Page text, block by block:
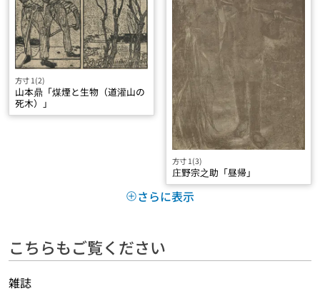
方寸 1(2)
山本鼎「煤煙と生物（道灌山の
死木）」
方寸 1(3)
庄野宗之助「昼帰」
さらに表示
こちらもご覧ください
雑誌